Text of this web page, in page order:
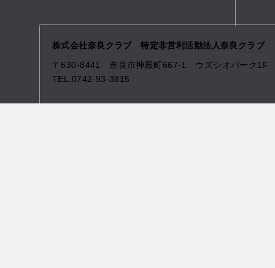
株式会社奈良クラブ 特定非営利活動法人奈良クラブ
〒630-8441 奈良市神殿町667-1
ウズシオパーク1F
TEL:0742-93-3815